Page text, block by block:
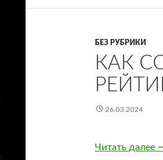
БЕЗ РУБРИКИ
КАК
26.03.2024
Читать далее